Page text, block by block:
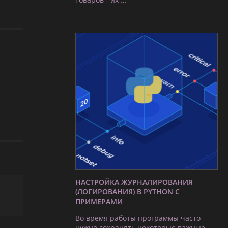
НАСТРОЙКА ЖУРНАЛИРОВАНИЯ
(ЛОГИРОВАНИЯ) В PYTHON С
ПРИМЕРАМИ
Во время работы программы часто